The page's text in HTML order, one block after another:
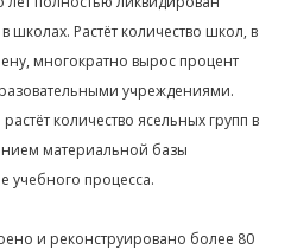
Растёт количество школ, в
многократно вырос процент
учреждениями.
количество ясельных групп в
материальной базы
учебного процесса.
и реконструировано более 80